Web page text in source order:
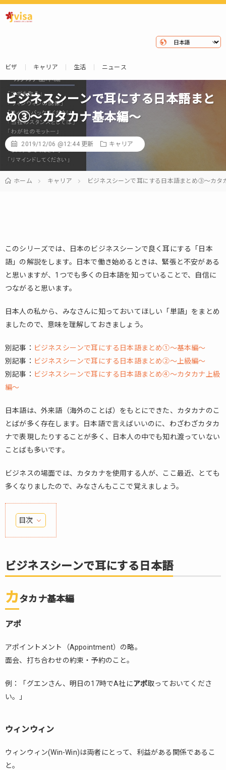
ビザ キャリア 生活 ニュース
ビジネスシーンで耳にする日本語まと
め③～カタカナ基本編～
2019/12/06 @12:44更新 キャリア
ホーム キャリア ビジネスシーンで耳にする日本語まとめ③～カタ
このシリーズでは、日本のビジネスシーンで良く耳にする「日本
語」の解説をします。日本で働き始めるときは、緊張と不安がある
と思いますが、1つでも多くの日本語を知っていることで、自信に
つながると思います。
日本人の私から、みなさんに知っておいてほしい「単語」をまとめ
ましたので、意味を理解しておきましょう。
別記事： ビジネスシーンで耳にする日本語まとめ①～基本編～
別記事： ビジネスシーンで耳にする日本語まとめ②～上級編～
別記事： ビジネスシーンで耳にする日本語まとめ④～カタカナ上級
編～
日本語は、外来語（海外のことば）をもとにできた、カタカナのこ
とばが多く存在します。日本語で言えばいいのに、わざわざカタカ
ナで表現したりすることが多く、日本人の中でも知れ渡っていない
ことばも多いです。
ビジネスの場面では、カタカナを使用する人が、ここ最近、とても
多くなりましたので、みなさんもここで覚えましょう。
目次
1.
ジ
ネ
ー
で
に
る
本
語
カタ
編
ビジネスシーンで耳にする日本語
カタカナ基本編
アポ
アポイントメント（Appointment）の略。
面会、打ち合わせの約束・予約のこと。
例：「グエンさん、明日の17時でA社にアポ取っておいてくださ
い。」
ウィンウィン
ウィンウィン(Win-Win)は両者にとって、利益がある関係であるこ
と。